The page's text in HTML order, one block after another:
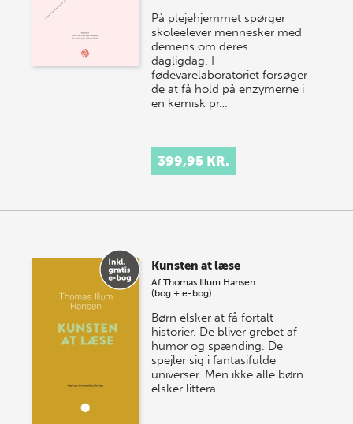
På plejehjemmet spørger
skoleelever mennesker med
demens om deres
dagligdag. I
fødevarelaboratoriet forsøger
de at få hold på enzymerne i
en kemisk pr…
399,95 KR.
Kunsten at læse
AfThomas Illum Hansen
(bog + e-bog)
Børn elsker at få fortalt
historier. De bliver grebet af
humor og spænding. De
spejler sig i fantasifulde
universer. Men ikke alle børn
elsker littera…